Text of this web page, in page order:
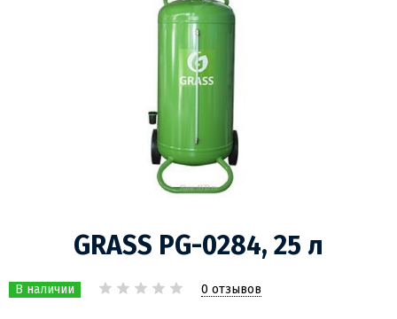
GRASS PG-0284, 25 л
В наличии 0 отзывов